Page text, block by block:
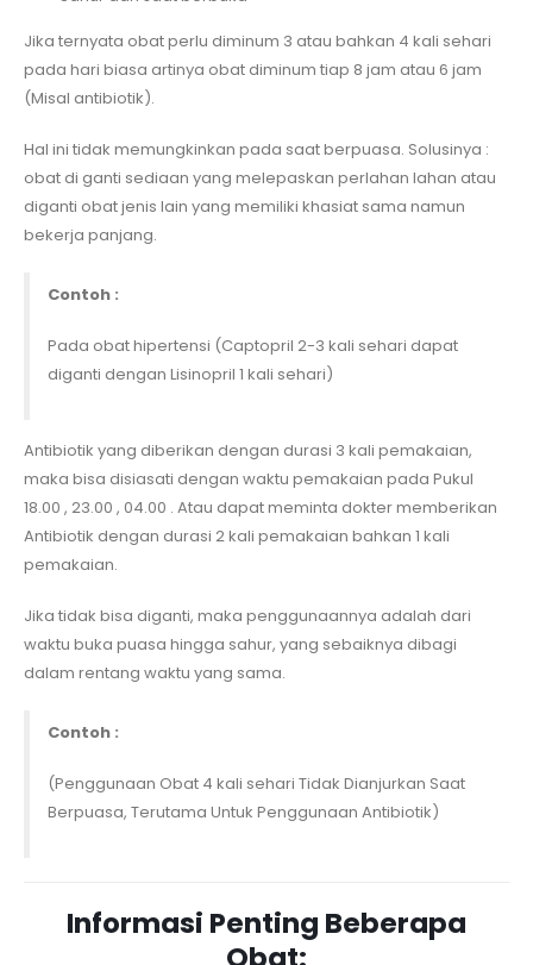
Jika ternyata obat perlu diminum 3 atau bahkan 4 kali sehari
pada hari biasa artinya obat diminum tiap 8 jam atau 6 jam
(Misal antibiotik).
Hal ini tidak memungkinkan pada saat berpuasa. Solusinya :
obat di ganti sediaan yang melepaskan perlahan lahan atau
diganti obat jenis lain yang memiliki khasiat sama namun
bekerja panjang.
Contoh :
Pada obat hipertensi (Captopril 2-3 kali sehari dapat
diganti dengan Lisinopril 1 kali sehari)
Antibiotik yang diberikan dengan durasi 3 kali pemakaian,
maka bisa disiasati dengan waktu pemakaian pada Pukul
18.00 , 23.00 , 04.00 . Atau dapat meminta dokter memberikan
Antibiotik dengan durasi 2 kali pemakaian bahkan 1 kali
pemakaian.
Jika tidak bisa diganti, maka penggunaannya adalah dari
waktu buka puasa hingga sahur, yang sebaiknya dibagi
dalam rentang waktu yang sama.
Contoh :
(Penggunaan Obat 4 kali sehari Tidak Dianjurkan Saat
Berpuasa, Terutama Untuk Penggunaan Antibiotik)
Informasi Penting Beberapa